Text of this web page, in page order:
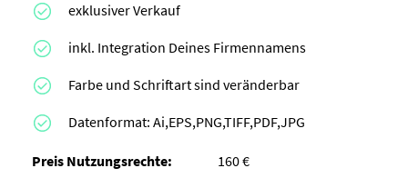
exklusiver Verkauf
inkl. Integration Deines Firmennamens
Farbe und Schriftart sind veränderbar
Datenformat: Ai,EPS,PNG,TIFF,PDF,JPG
Preis Nutzungsrechte:
160 €